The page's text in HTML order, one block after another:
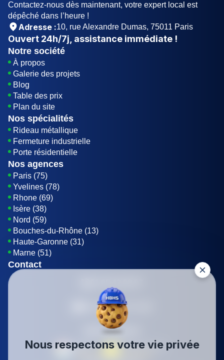
Contactez-nous dès maintenant, votre expert local est
dépêché dans l’heure !
Adresse :10, rue Alexandre Dumas, 75011 Paris
Ouvert 24h/7j , assistance immédiate !
Notre société
À propos
Galerie des projets
Blog
Table des prix
Plan du site
Nos spécialités
Rideau métallique
Fermeture industrielle
Porte résidentielle
Nos agences
Paris (75)
Yvelines (78)
Rhone (69)
Isère (38)
Nord (59)
Bouches-du-Rhône (13)
Haute-Garonne (31)
Marne (51)
Contact
Envoyer un E-mail
Être rappelé
Nous respectons votre vie privée